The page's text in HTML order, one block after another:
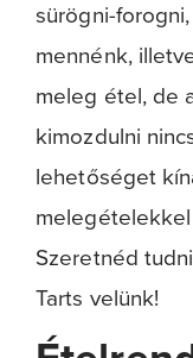
sürögni-
mennénk,
meleg étel, de
kimozdulni
lehetőséget
Szeretnéd
Tarts velünk!